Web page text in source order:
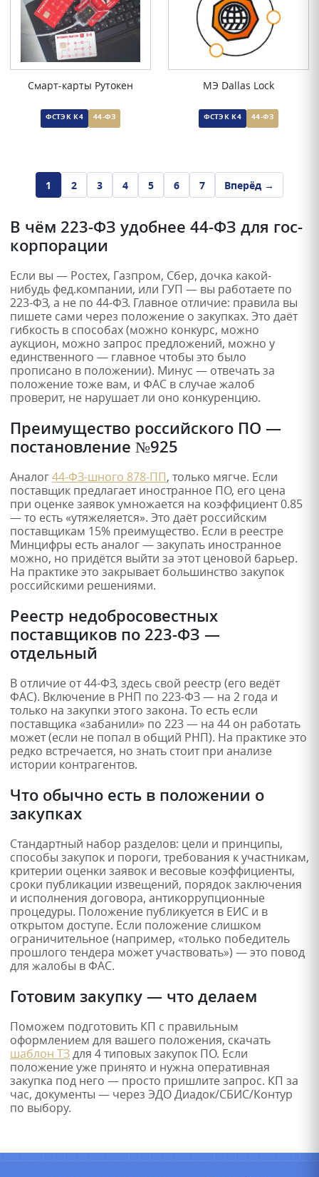
Смарт-карты Рутокен
ФСТЭК К4 44-ФЗ
МЭ Dallas Lock
ФСТЭК К4 44-ФЗ
1 2 3 4 5 6 7 Вперёд →
В чём 223-ФЗ удобнее 44-ФЗ для гос-
корпорации
Если вы — Ростех, Газпром, Сбер, дочка какой-
нибудь фед.компании, или ГУП — вы работаете по
223-ФЗ, а не по 44-ФЗ. Главное отличие: правила вы
пишете сами через положение о закупках. Это даёт
гибкость в способах (можно конкурс, можно
аукцион, можно запрос предложений, можно у
единственного — главное чтобы это было
прописано в положении). Минус — отвечать за
положение тоже вам, и ФАС в случае жалоб
проверит, не нарушает ли оно конкуренцию.
Преимущество российского ПО —
постановление №925
Аналог44-ФЗ-шного 878-ПП, только мягче. Если
поставщик предлагает иностранное ПО, его цена
при оценке заявок умножается на коэффициент 0.85
— то есть «утяжеляется». Это даёт российским
поставщикам 15% преимущество. Если в реестре
Минцифры есть аналог — закупать иностранное
можно, но придётся выйти за этот ценовой барьер.
На практике это закрывает большинство закупок
российскими решениями.
Реестр недобросовестных
поставщиков по 223-ФЗ —
отдельный
В отличие от 44-ФЗ, здесь свой реестр (его ведёт
ФАС). Включение в РНП по 223-ФЗ — на 2 года и
только на закупки этого закона. То есть если
поставщика «забанили» по 223 — на 44 он работать
может (если не попал в общий РНП). На практике это
редко встречается, но знать стоит при анализе
истории контрагентов.
Что обычно есть в положении о
закупках
Стандартный набор разделов: цели и принципы,
способы закупок и пороги, требования к участникам,
критерии оценки заявок и весовые коэффициенты,
сроки публикации извещений, порядок заключения
и исполнения договора, антикоррупционные
процедуры. Положение публикуется в ЕИС и в
открытом доступе. Если положение слишком
ограничительное (например, «только победитель
прошлого тендера может участвовать») — это повод
для жалобы в ФАС.
Готовим закупку — что делаем
Поможем подготовить КП с правильным
оформлением для вашего положения, скачать
шаблон ТЗдля 4 типовых закупок ПО. Если
положение уже принято и нужна оперативная
закупка под него — просто пришлите запрос. КП за
час, документы — через ЭДО Диадок/СБИС/Контур
по выбору.